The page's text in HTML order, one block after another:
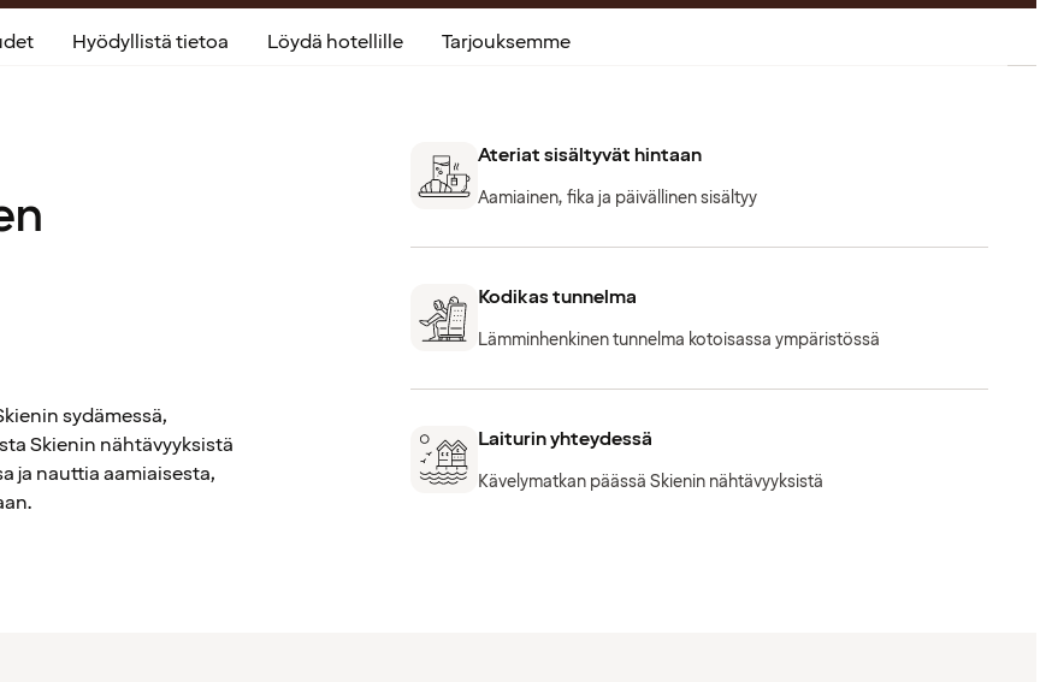
Hyödyllistä tietoa Löydä hotellille Tarjouksemme
sydämessä,
Skienin nähtävyyksistä
ja nauttia aamiaisesta,
Ateriat sisältyvät hintaan
Aamiainen, fika ja päivällinen sisältyy
Kodikas tunnelma
Lämminhenkinen tunnelma kotoisassa ympäristössä
Laiturin yhteydessä
Kävelymatkan päässä Skienin nähtävyyksistä